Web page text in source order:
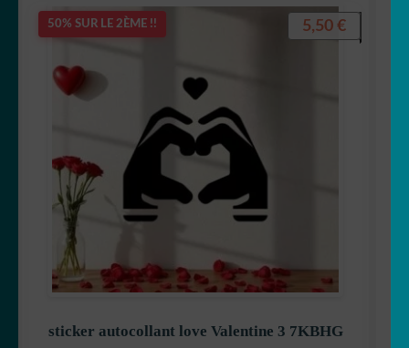
50% SUR LE 2ÈME !!
sticker autocollant love Valentine 3 7KBHG
5,50 €